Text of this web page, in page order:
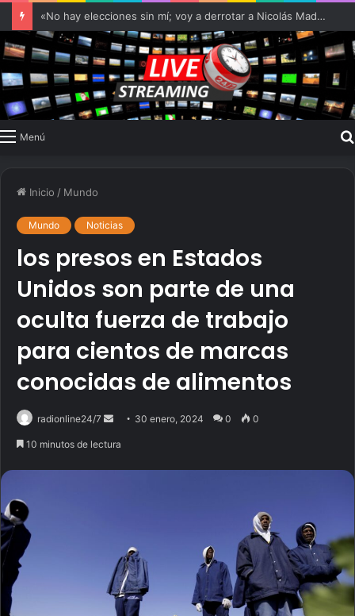
Estados Unidos reimpone sanciones a Venezuela por la proscripción a opositores y Nicolás Maduro promete represalias
Menú
Inicio / Mundo
Mundo Noticias
los presos en Estados
Unidos son parte de una
oculta fuerza de trabajo
para cientos de marcas
conocidas de alimentos
radionline24/7
a
i
l
30 enero, 2024 0 0
10 minutos de lectura